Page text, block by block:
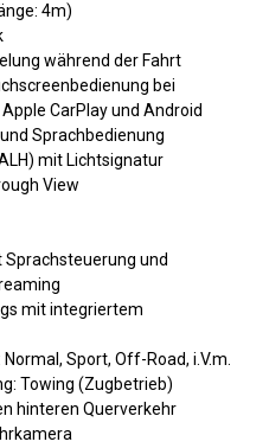
4m)
während der Fahrt
bei
CarPlay und Android
Sprachbedienung
mit Lichtsignatur
View
und
mit integriertem
Sport, Off-Road, i.V.m.
Towing (Zugbetrieb)
hinteren Querverkehr